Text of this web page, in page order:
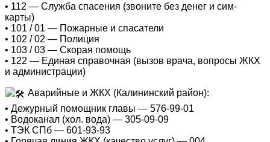
• 112 — Служба спасения (звоните без денег и сим-
карты)
• 101 / 01 — Пожарные и спасатели
• 102 / 02 — Полиция
• 103 / 03 — Скорая помощь
• 122 — Единая справочная (вызов врача, вопросы ЖКХ
и администрации)
Аварийные и ЖКХ (Калининский район):
• Дежурный помощник главы — 576-99-01
• Водоканал (хол. вода) — 305-09-09
• ТЭК СПб — 601-93-93